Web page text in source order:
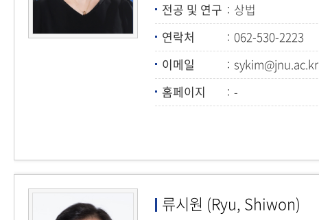
전공 및 연구
상법
연락처
062-530-2223
이메일
sykim@jnu.ac.kr
홈페이지
-
류시원 (Ryu, Shiwon)